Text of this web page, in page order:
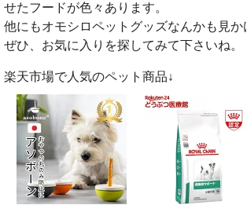
せたフードが色々あります。
他にもオモシロペットグッズなんかも見か
ぜひ、お気に入りを探してみて下さいね。
楽天市場で人気のペット商品↓